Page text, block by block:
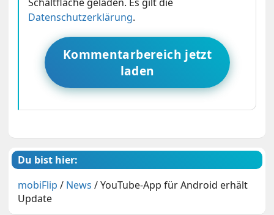
Datenschutzerklärung.
Kommentarbereich jetzt
laden
Du bist hier:
mobiFlip / News /YouTube-App für Android erhält
Update